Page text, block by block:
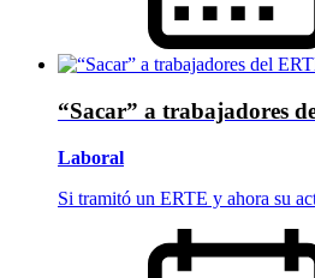
“Sacar” a trabajadores
Laboral
Si tramitó un ERTE y ahora su